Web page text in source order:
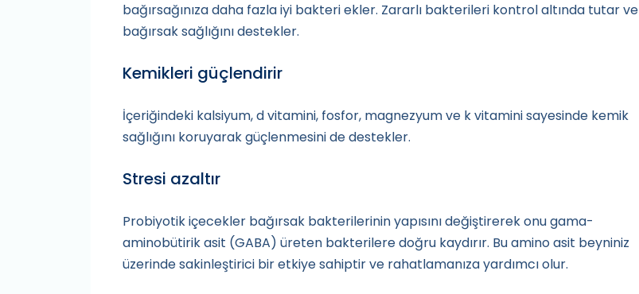
bağırsağınıza daha fazla iyi bakteri ekler. Zararlı bakterileri kontrol altında tutar ve
bağırsak sağlığını destekler.
Kemikleri güçlendirir
İçeriğindeki kalsiyum, d vitamini, fosfor, magnezyum ve k vitamini sayesinde kemik
sağlığını koruyarak güçlenmesini de destekler.
Stresi azaltır
Probiyotik içecekler bağırsak bakterilerinin yapısını değiştirerek onu gama-
aminobütirik asit (GABA) üreten bakterilere doğru kaydırır. Bu amino asit beyniniz
üzerinde sakinleştirici bir etkiye sahiptir ve rahatlamanıza yardımcı olur.